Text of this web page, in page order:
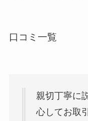
口コミ一覧
親切丁寧に
心してお取